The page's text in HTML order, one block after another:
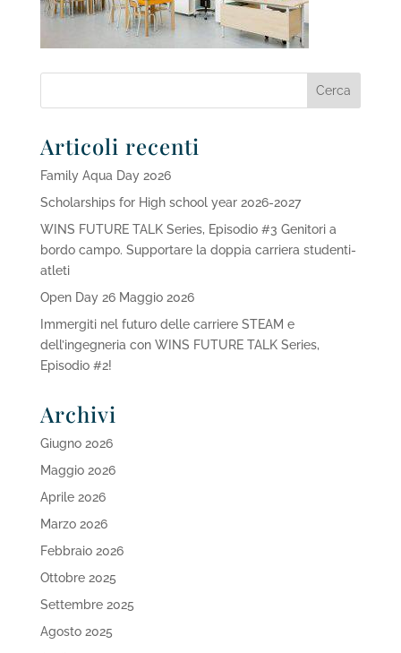
Articoli recenti
Family Aqua Day 2026
Scholarships for High school year 2026-2027
WINS FUTURE TALK Series, Episodio #3 Genitori a
bordo campo. Supportare la doppia carriera studenti-
atleti
Open Day 26 Maggio 2026
Immergiti nel futuro delle carriere STEAM e
dell’ingegneria con WINS FUTURE TALK Series,
Episodio #2!
Archivi
Giugno 2026
Maggio 2026
Aprile 2026
Marzo 2026
Febbraio 2026
Ottobre 2025
Settembre 2025
Agosto 2025